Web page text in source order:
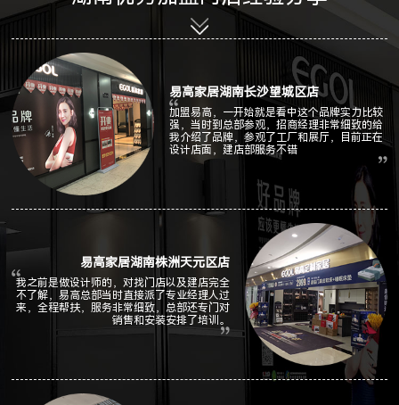
易高家居湖南长沙望城区店
加盟易高，一开始就是看中这个品牌实力比较
强，当时到总部参观，招商经理非常细致的给
我介绍了品牌，参观了工厂和展厅，目前正在
设计店面，建店部服务不错
易高家居湖南株洲天元区店
我之前是做设计师的，对找门店以及建店完全
不了解，易高总部当时直接派了专业经理人过
来，全程帮扶，服务非常细致，总部还专门对
销售和安装安排了培训。